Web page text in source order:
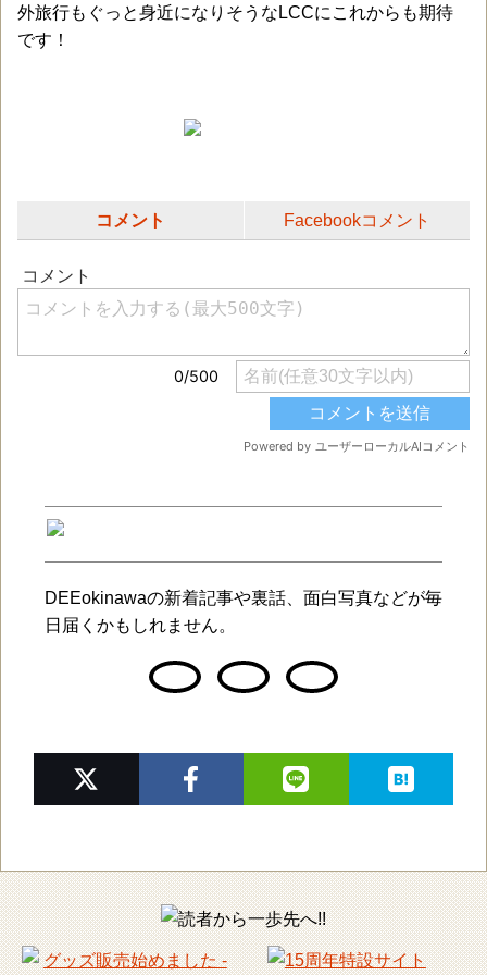
外旅行もぐっと身近になりそうなLCCにこれからも期待
です！
コメント Facebookコメント
DEEokinawaの新着記事や裏話、面白写真などが毎
日届くかもしれません。